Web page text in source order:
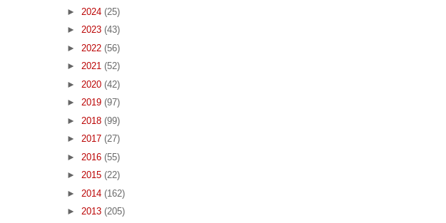
► 2024 (25)
► 2023 (43)
► 2022 (56)
► 2021 (52)
► 2020 (42)
► 2019 (97)
► 2018 (99)
► 2017 (27)
► 2016 (55)
► 2015 (22)
► 2014 (162)
► 2013 (205)